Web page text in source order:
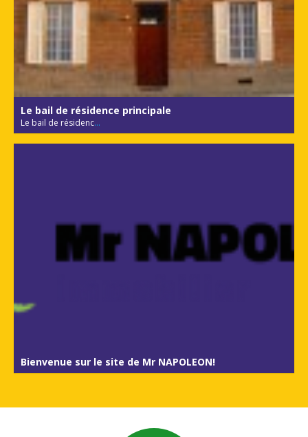
Le bail de résidence principale
Le bail de résidenc...
Bienvenue sur le site de Mr NAPOLEON!